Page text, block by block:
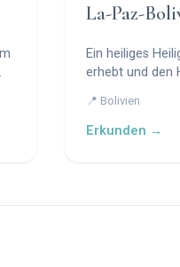
La-Paz-
Ein heiliges
erhebt und den
📍 Bolivien
Erkunden →